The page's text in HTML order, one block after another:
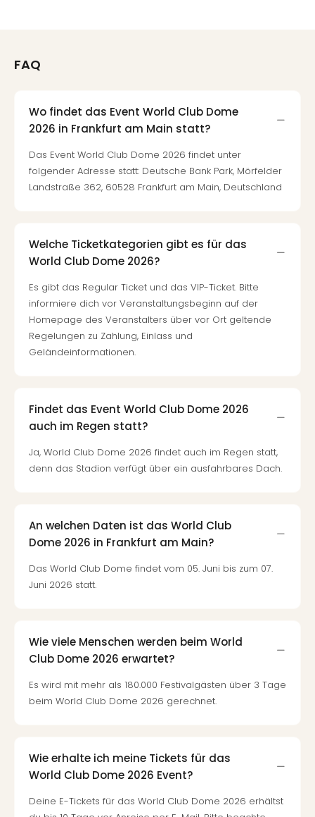
FAQ
Wo findet das Event World Club Dome
2026 in Frankfurt am Main statt?
Das Event World Club Dome 2026 findet unter
folgender Adresse statt: Deutsche Bank Park, Mörfelder
Landstraße 362, 60528 Frankfurt am Main, Deutschland
Welche Ticketkategorien gibt es für das
World Club Dome 2026?
Es gibt das Regular Ticket und das VIP-Ticket. Bitte
informiere dich vor Veranstaltungsbeginn auf der
Homepage des Veranstalters über vor Ort geltende
Regelungen zu Zahlung, Einlass und
Geländeinformationen.
Findet das Event World Club Dome 2026
auch im Regen statt?
Ja, World Club Dome 2026 findet auch im Regen statt,
denn das Stadion verfügt über ein ausfahrbares Dach.
An welchen Daten ist das World Club
Dome 2026 in Frankfurt am Main?
Das World Club Dome findet vom 05. Juni bis zum 07.
Juni 2026 statt.
Wie viele Menschen werden beim World
Club Dome 2026 erwartet?
Es wird mit mehr als 180.000 Festivalgästen über 3 Tage
beim World Club Dome 2026 gerechnet.
Wie erhalte ich meine Tickets für das
World Club Dome 2026 Event?
Deine E-Tickets für das World Club Dome 2026 erhältst